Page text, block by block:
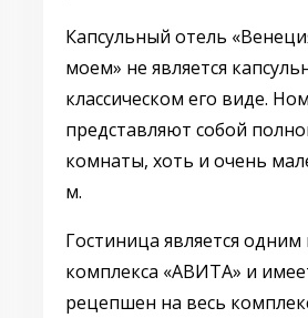
Капсульный отель
моем» не является
классическом его виде.
представляют собой
комнаты, хоть и очень
м.
Гостиница является одним
комплекса «АВИТА» и
рецепшен на весь